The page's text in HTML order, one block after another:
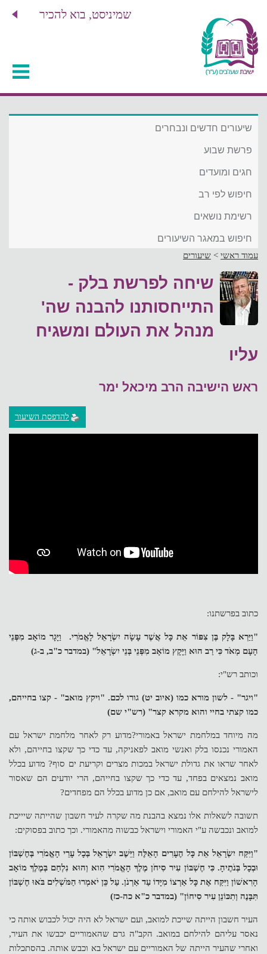
שמיניסט, בוא להכיר
שיעורים חדשים ונבחרים
פרשת שבוע
חגים ומועדים
חיפוש לפי רב
רשימת נושאים
חיפוש במאגר השיעורים
עמוד ראשי > שיעורים
שיחה לפרשת בלק -
התייחסותנו להבנה שה'
מנהל את העולם ומשגיח
עליו
ראש הישיבה הרב מיכאל ימר
להדפסת השיעור
כתוב בפרשתנו:
"וַיַּרְא בָּלָק בֶּן צִפּוֹר אֵת כָּל אֲשֶׁר עָשָׂה יִשְׂרָאֵל לָאֱמֹרִי. וַיָּגָר מוֹאָב מִפְּנֵי
הָעָם מְאֹד כִּי רַב הוּא וַיָּקָץ מוֹאָב מִפְּנֵי בְּנֵי יִשְׂרָאֵל" (במדבר כ"ב, ב-ג)
וכותב רש"י:
"ויגר" - לשון מורא כמו (איוב יט) גורו לכם. "ויקץ מואב" - קצו בחייהם,
כמו קצתי בחיי והוא מקרא קצר" (רש"י שם)
מה מיוחד במלחמת ישראל באמורי?מדוע רק לאחר מלחמת ישראל עם
האמורי נכנסו בלק ואנשי מואב לפאניקה, עד כדי כך שקצו בחייהם, ולא
לאחר שראו את גדולת ישראל במכות מצרים וקריעת ים סוף? מדוע בכלל
מואב נמצאים בפחד, עד כדי כך שקצו בחייהם, הרי יודעים הם שאסור
לישראל להילחם עם מואב, אם כן מדוע בכלל הם מפחדים?
תשובה לשאלות אלו נמצא בהבנת מה שקרה לעיר חשבון שהייתה שיייכת
למואב ונכבשה ע"י האמורי וישראל כבשוה מהאמורי. וכך כתוב בפסוקים:
"וַיִּקַּח יִשְׂרָאֵל אֵת כָּל הֶעָרִים הָאֵלֶּה וַיֵּשֶׁב יִשְׂרָאֵל בְּכָל עָרֵי הָאֱמֹרִי בְּחֶשְׁבּוֹן
וּבְכָל בְּנֹתֶיהָ. כִּי חֶשְׁבּוֹן עִיר סִיחֹן מֶלֶךְ הָאֱמֹרִי הִוא וְהוּא נִלְחַם בְּמֶלֶךְ מוֹאָב
הָרִאשׁוֹן וַיִּקַּח אֶת כָּל אַרְצוֹ מִיָּדוֹ עַד אַרְנֹן. עַל כֵּן יֹאמְרוּ הַמֹּשְׁלִים בֹּאוּ חֶשְׁבּוֹן
תִּבָּנֶה וְתִכּוֹנֵן עִיר סִיחוֹן" (במדבר כ"א כה-כז)
העיר חשבון הייתה שייכת למואב, ועם ישראל לא היה יכול לכבוש אותה כי
נאסר עליהם להילחם במואב. הקב"ה גרם שהאמוריים יכבשו את העיר,
ואחרי שהעיר הייתה של האמוריים עם ישראל בא וכבש אותה. בהסתכלות